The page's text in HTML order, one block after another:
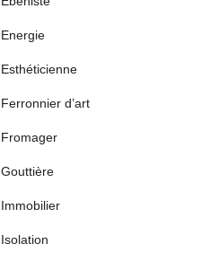
Energie
Esthéticienne
Ferronnier d’art
Fromager
Gouttière
Immobilier
Isolation